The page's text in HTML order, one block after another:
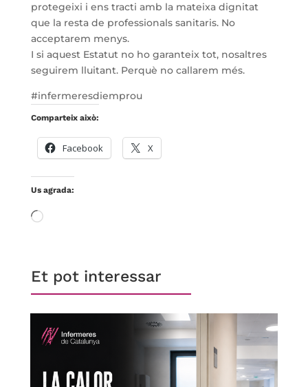
protegeixi i ens tracti amb la mateixa dignitat
que la resta de professionals sanitaris. No
acceptarem menys.
I si aquest Estatut no ho garanteix tot, nosaltres
seguirem lluitant. Perquè no callarem més.
#infermeresdiemprou
Comparteix això:
Facebook X
Us agrada:
S'està
Et pot interessar